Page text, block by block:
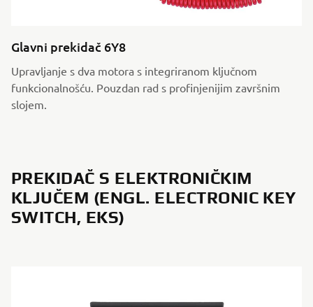
Glavni prekidač 6Y8
Upravljanje s dva motora s integriranom ključnom
funkcionalnošću. Pouzdan rad s profinjenijim završnim
slojem.
PREKIDAČ S ELEKTRONIČKIM
KLJUČEM (ENGL. ELECTRONIC KEY
SWITCH, EKS)